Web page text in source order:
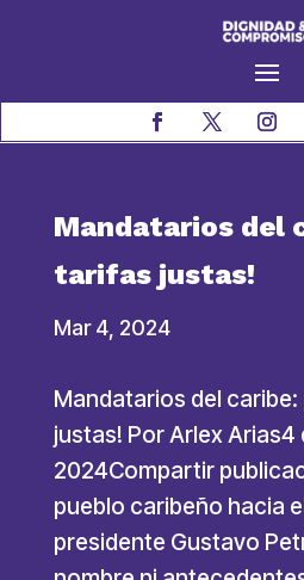
Mandatarios del
tarifas justas!
Mar 4, 2024
Mandatarios del caribe:
justas! Por Arlex Arias4
2024Compartir
pueblo caribeño hacia
presidente Gustavo